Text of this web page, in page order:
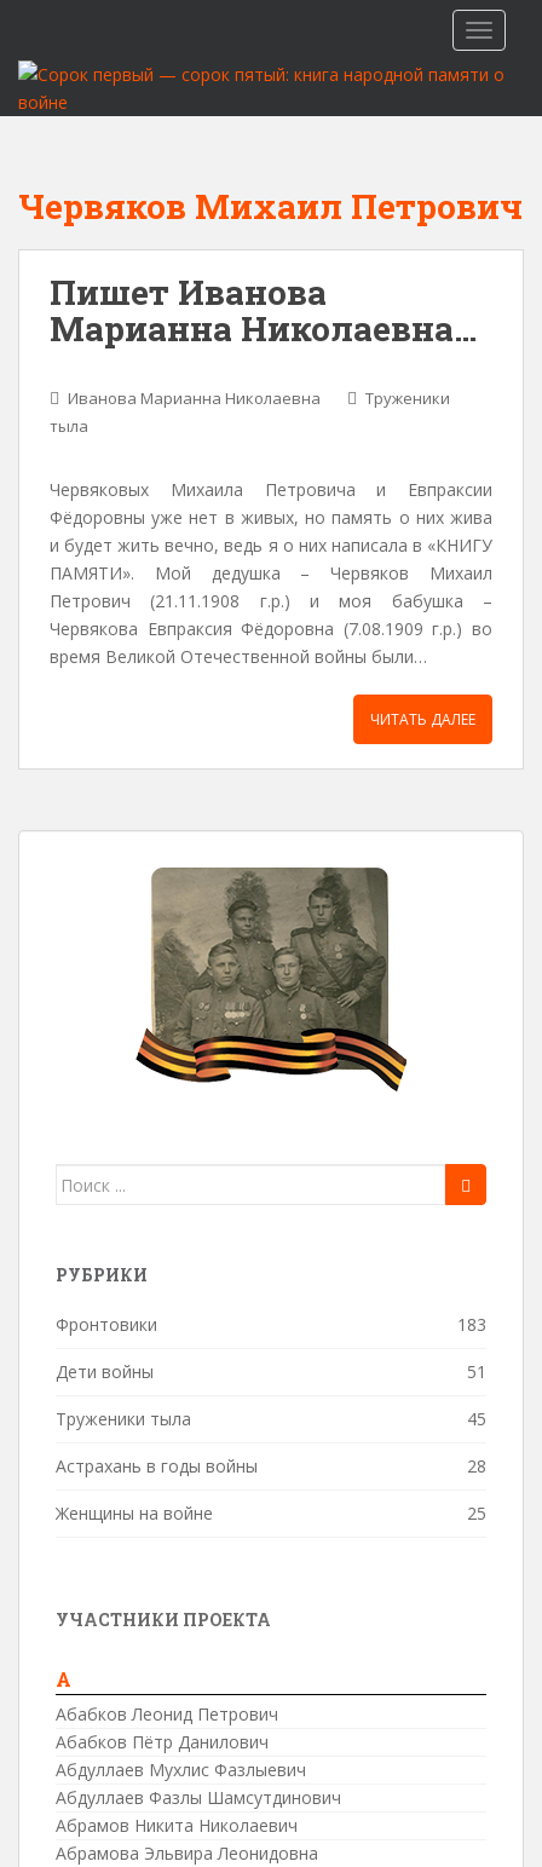
t
Червяков Михаил Петрович
Пишет Иванова
Марианна Николаевна…
Иванова Марианна Николаевна
Труженики
тыла
Червяковых Михаила Петровича и Евпраксии
Фёдоровны уже нет в живых, но память о них жива
и будет жить вечно, ведь я о них написала в «КНИГУ
ПАМЯТИ». Мой дедушка – Червяков Михаил
Петрович (21.11.1908 г.р.) и моя бабушка –
Червякова Евпраксия Фёдоровна (7.08.1909 г.р.) во
время Великой Отечественной войны были…
ЧИТАТЬ ДАЛЕЕ
Поиск
РУБРИКИ
Фронтовики 183
Дети войны 51
Труженики тыла 45
Астрахань в годы войны 28
Женщины на войне 25
УЧАСТНИКИ ПРОЕКТА
А
Абабков Леонид Петрович
Абабков Пётр Данилович
Абдуллаев Мухлис Фазлыевич
Абдуллаев Фазлы Шамсутдинович
Абрамов Никита Николаевич
Абрамова Эльвира Леонидовна